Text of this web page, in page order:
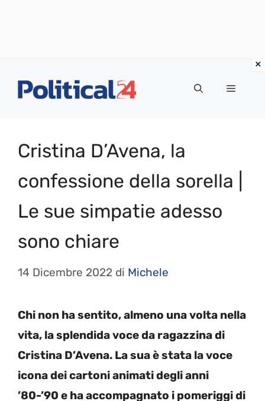
Menu
Cristina D’Avena, la
confessione della sorella |
Le sue simpatie adesso
sono chiare
14 Dicembre 2022 di Michele
Chi non ha sentito, almeno una volta nella
vita, la splendida voce da ragazzina di
Cristina D’Avena. La sua è stata la voce
icona dei cartoni animati degli anni
’80-’90 e ha accompagnato i pomeriggi di